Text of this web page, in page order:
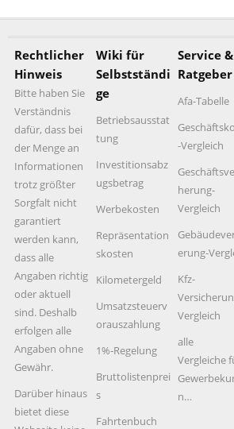
Rechtlicher
Hinweis
Bitte haben Sie
Verständnis
dafür, dass bei
der Menge an
Informationen
trotz größter
Sorgfalt nicht
garantiert
werden kann,
dass alle
Angaben richtig
oder aktuell
sind. Deshalb
erfolgen alle
Angaben ohne
Gewähr.
Darüber hinaus
bietet diese
Wiki für
Selbstständi
ge
Betriebsausstat
tung
Investitionsabz
ugsbetrag
Werbekosten
Repräsentation
skosten
Kilometergeld
Umsatzsteuerv
orauszahlung
1%-Regelung
Bruttolistenprei
s
Fahrtenbuch
Service &
Ratgeber
Afa-Tabelle
-Vergleich
herung-
Vergleich
erung-
Kfz-
Vergleich
alle
Vergleiche
n…